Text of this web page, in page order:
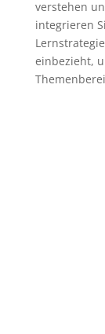
verstehen
integrieren
einbezieht,